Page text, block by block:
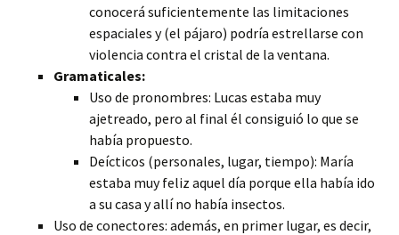
conocerá suficientemente las limitaciones
espaciales y (el pájaro) podría estrellarse con
violencia contra el cristal de la ventana.
Gramaticales:
Uso de pronombres: Lucas estaba muy
ajetreado, pero al final él consiguió lo que se
había propuesto.
Deícticos (personales, lugar, tiempo): María
estaba muy feliz aquel día porque ella había ido
a su casa y allí no había insectos.
Uso de conectores: además, en primer lugar, es decir,